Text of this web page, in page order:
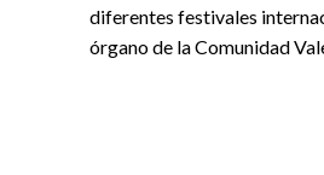
diferentes festivales
órgano de laComunidad